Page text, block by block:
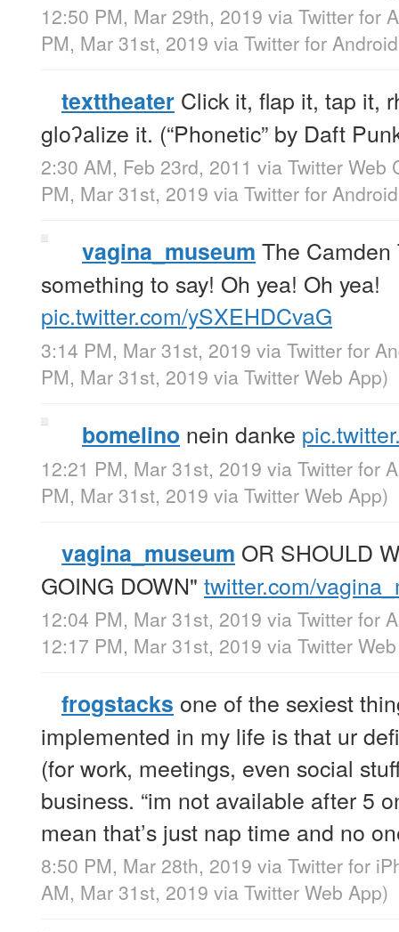
12:50 PM, Mar 29th, 2019 via Twitter for
PM, Mar 31st, 2019 via Twitter for Android
texttheater Click it, flap it, tap it,
gloʔalize it. (“Phonetic” by Daft
2:30 AM, Feb 23rd, 2011 via Twitter Web
PM, Mar 31st, 2019 via Twitter for Android
vagina_museum The Camden
something to say! Oh yea! Oh yea!
pic.twitter.com/ySXEHDCvaG
3:14 PM, Mar 31st, 2019 via Twitter for
PM, Mar 31st, 2019 via Twitter Web App)
bomelino nein danke
12:21 PM, Mar 31st, 2019 via Twitter for
PM, Mar 31st, 2019 via Twitter Web App)
vagina_museum OR SHOULD
GOING DOWN" twitter.com/
12:04 PM, Mar 31st, 2019 via Twitter for
12:17 PM, Mar 31st, 2019 via Twitter
frogstacks one of the sexiest
implemented in my life is that ur
(for work, meetings, even social
business. “im not available after 5
mean that’s just nap time and no
8:50 PM, Mar 28th, 2019 via Twitter for
AM, Mar 31st, 2019 via Twitter Web App)